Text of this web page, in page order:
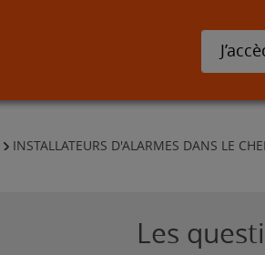
INSTALLATEURS D'ALARMES DANS LE
Les